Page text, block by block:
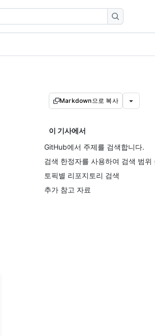
Markdown으로 복사
이 기사에서
GitHub에서 주제를 검색합니다.
검색 한정자를 사용하여 검색 범위
토픽별 리포지토리 검색
추가 참고 자료